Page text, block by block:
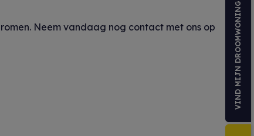
Neem vandaag nog contact met ons op
VIND MIJN DROOMWONING